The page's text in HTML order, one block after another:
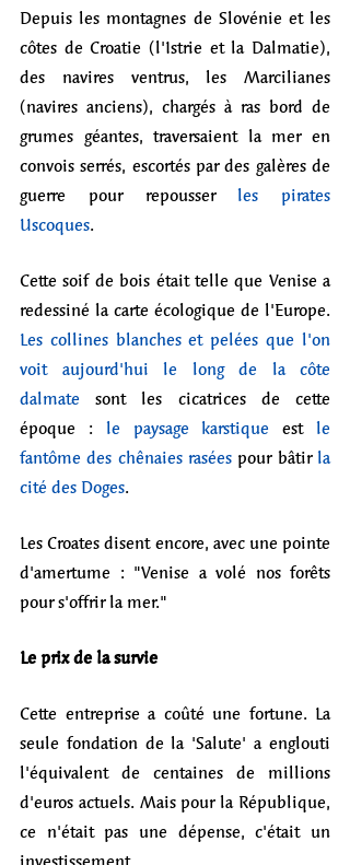
Depuis les montagnes de Slovénie et les
côtes de Croatie (l'Istrie et la Dalmatie),
des navires ventrus, les Marcilianes
(navires anciens), chargés à ras bord de
grumes géantes, traversaient la mer en
convois serrés, escortés par des galères de
guerre pour repousser les pirates
Uscoques.
Cette soif de bois était telle que Venise a
Les collines blanches et pelées que l'on
voit aujourd'hui le long de la côte
dalmate sont les cicatrices de cette
époque : le paysage karstique est le
fantôme des chênaies rasées pour bâtir la
cité des Doges.
Les Croates disent encore, avec une pointe
d'amertume : "Venise a volé nos forêts
pour s'offrir la mer."
Le prix de la survie
Cette entreprise a coûté une fortune. La
seule fondation de la 'Salute' a englouti
l'équivalent de centaines de millions
d'euros actuels. Mais pour la République,
ce n'était pas une dépense, c'était un